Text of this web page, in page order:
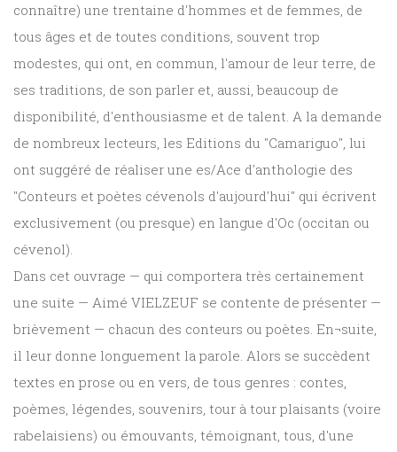
connaître) une trentaine d'hommes et de femmes, de
tous âges et de toutes conditions, souvent trop
modestes, qui ont, en commun, l'amour de leur terre, de
ses traditions, de son parler et, aussi, beaucoup de
disponibilité, d'enthousiasme et de talent. A la demande
de nombreux lecteurs, les Editions du "Camariguo", lui
ont suggéré de réaliser une es/Ace d'anthologie des
"Conteurs et poètes cévenols d'aujourd'hui" qui écrivent
exclusivement (ou presque) en langue d'Oc (occitan ou
cévenol).
Dans cet ouvrage — qui comportera très certainement
une suite — Aimé VIELZEUF se contente de présenter —
brièvement — chacun des conteurs ou poètes. En¬suite,
il leur donne longuement la parole. Alors se succèdent
textes en prose ou en vers, de tous genres : contes,
poèmes, légendes, souvenirs, tour à tour plaisants (voire
rabelaisiens) ou émouvants, témoignant, tous, d'une